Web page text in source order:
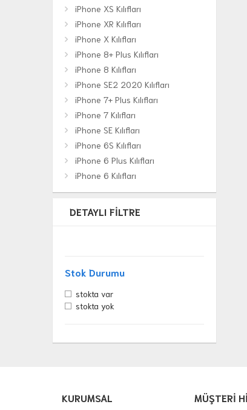
iPhone XS Kılıfları
iPhone XR Kılıfları
iPhone X Kılıfları
iPhone 8+ Plus Kılıfları
iPhone 8 Kılıfları
iPhone SE2 2020 Kılıfları
iPhone 7+ Plus Kılıfları
iPhone 7 Kılıfları
iPhone SE Kılıfları
iPhone 6S Kılıfları
iPhone 6 Plus Kılıfları
iPhone 6 Kılıfları
DETAYLI FILTRE
Stok Durumu
stokta var
stokta yok
KURUMSAL MÜŞTERİ